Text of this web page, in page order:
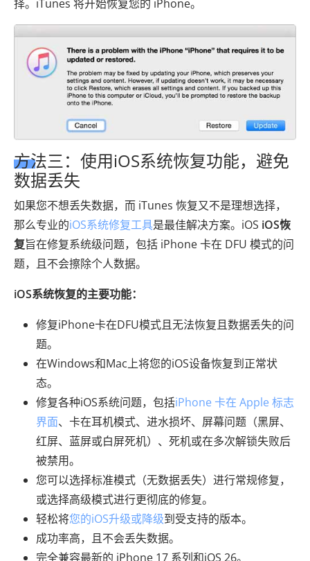
择。iTunes 将开始恢复您的 iPhone。
方法三：使用iOS系统恢复功能，避免
数据丢失
如果您不想丢失数据，而 iTunes 恢复又不是理想选择，
那么专业的iOS系统修复工具是最佳解决方案。iOS iOS恢
复旨在修复系统级问题，包括 iPhone 卡在 DFU 模式的问
题，且不会擦除个人数据。
iOS系统恢复的主要功能：
修复iPhone卡在DFU模式且无法恢复且数据丢失的问
题。
在Windows和Mac上将您的iOS设备恢复到正常状
态。
修复各种iOS系统问题，包括iPhone 卡在 Apple 标志
界面、卡在耳机模式、进水损坏、屏幕问题（黑屏、
红屏、蓝屏或白屏死机）、死机或在多次解锁失败后
被禁用。
您可以选择标准模式（无数据丢失）进行常规修复，
或选择高级模式进行更彻底的修复。
轻松将您的iOS升级或降级到受支持的版本。
成功率高，且不会丢失数据。
完全兼容最新的 iPhone 17 系列和iOS 26。